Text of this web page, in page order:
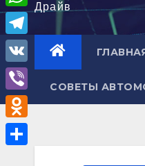
Драйв
СОВЕТЫ
W
h
a
A
T
e
l
e
g
V
K
V
i
b
O